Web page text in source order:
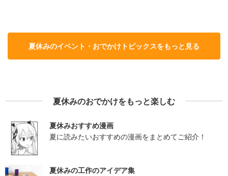
夏休みのイベント・おでかけトピックスをもっと見る
夏休みのおでかけをもっと楽しむ
夏休みおすすめ漫画
夏に読みたいおすすめの漫画をまとめてご紹介！
夏休みの工作のアイデア集